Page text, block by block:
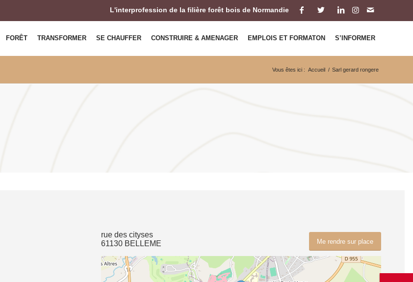
L'interprofession de la filière forêt bois de Normandie
FORÊT TRANSFORMER SE CHAUFFER CONSTRUIRE & AMENAGER EMPLOIS ET FORMATON S’INFORMER
Vous êtes ici : Accueil / Sarl gerard rongere
Me rendre sur place
rue des cityses
61130 BELLEME